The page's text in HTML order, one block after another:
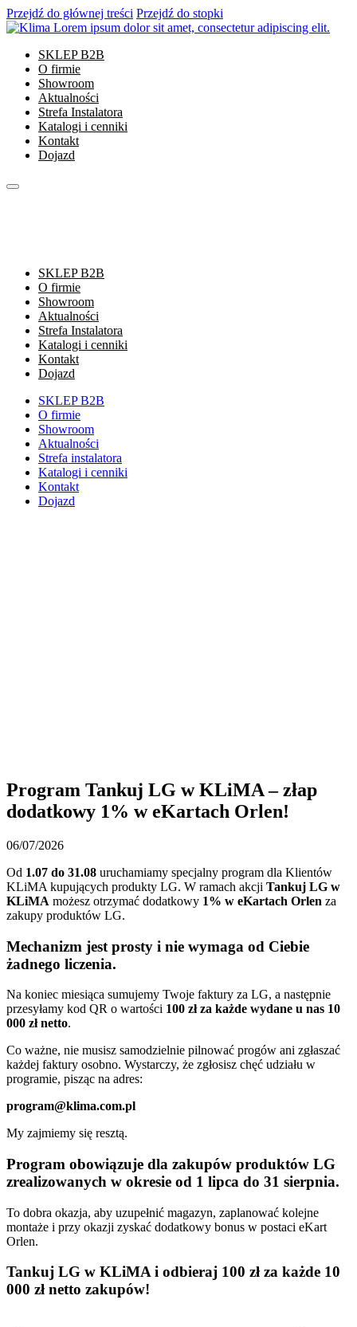
Przejdź do głównej treści Przejdź do stopki
SKLEP B2B
O firmie
Showroom
Aktualności
Strefa Instalatora
Katalogi i cenniki
Kontakt
Dojazd
SKLEP B2B
O firmie
Showroom
Aktualności
Strefa Instalatora
Katalogi i cenniki
Kontakt
Dojazd
SKLEP B2B
O firmie
Showroom
Aktualności
Strefa instalatora
Katalogi i cenniki
Kontakt
Dojazd
Program Tankuj LG w KLiMA – złap
dodatkowy 1% w eKartach Orlen!
06/07/2026
Od 1.07 do 31.08 uruchamiamy specjalny program dla Klientów
KLiMA kupujących produkty LG. W ramach akcji Tankuj LG w
KLiMA możesz otrzymać dodatkowy 1% w eKartach Orlen za
zakupy produktów LG.
Mechanizm jest prosty i nie wymaga od Ciebie
żadnego liczenia.
Na koniec miesiąca sumujemy Twoje faktury za LG, a następnie
przesyłamy kod QR o wartości 100 zł za każde wydane u nas 10
000 zł netto.
Co ważne, nie musisz samodzielnie pilnować progów ani zgłaszać
każdej faktury osobno. Wystarczy, że zgłosisz chęć udziału w
programie, pisząc na adres:
program@klima.com.pl
My zajmiemy się resztą.
Program obowiązuje dla zakupów produktów LG
zrealizowanych w okresie od 1 lipca do 31 sierpnia.
To dobra okazja, aby uzupełnić magazyn, zaplanować kolejne
montaże i przy okazji zyskać dodatkowy bonus w postaci eKart
Orlen.
Tankuj LG w KLiMA i odbieraj 100 zł za każde 10
000 zł netto zakupów!